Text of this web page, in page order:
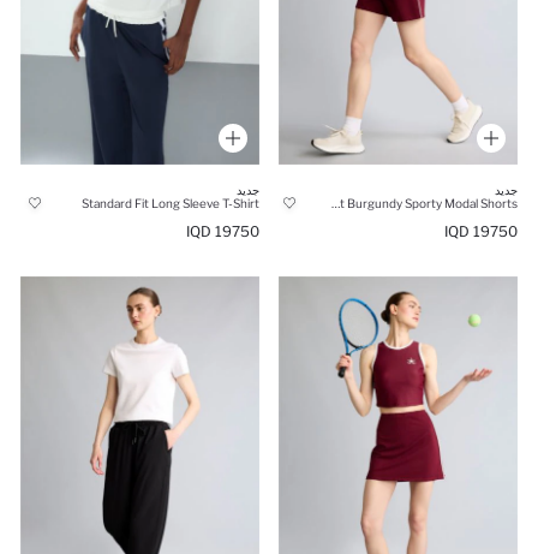
جديد
19750 IQD
جديد
Standard Fit Long Sleeve T-Shirt
19750 IQD